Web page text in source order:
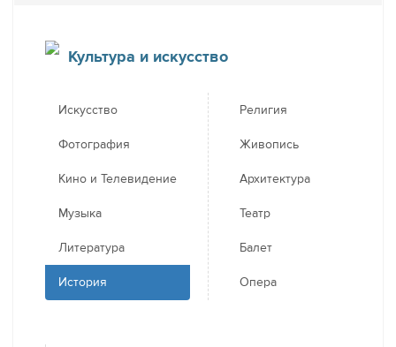
Культура и искусство
Искусство
Фотография
Кино и Телевидение
Музыка
Литература
История
Религия
Живопись
Архитектура
Театр
Балет
Опера